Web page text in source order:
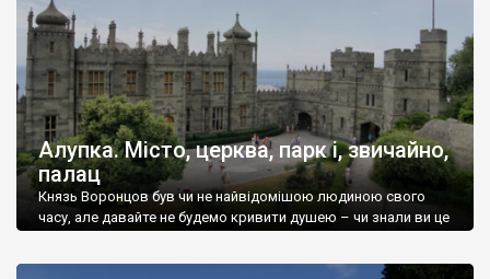
Алупка. Місто, церква, парк і, звичайно,
палац
Князь Воронцов був чи не найвідомішою людиною свого
часу, але давайте не будемо кривити душею – чи знали ви це